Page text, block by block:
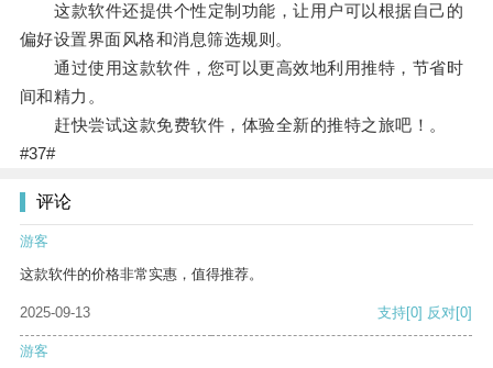
这款软件还提供个性定制功能，让用户可以根据自己的
偏好设置界面风格和消息筛选规则。
通过使用这款软件，您可以更高效地利用推特，节省时
间和精力。
赶快尝试这款免费软件，体验全新的推特之旅吧！。
#37#
评论
游客
这款软件的价格非常实惠，值得推荐。
2025-09-13 支持[0] 反对[0]
游客